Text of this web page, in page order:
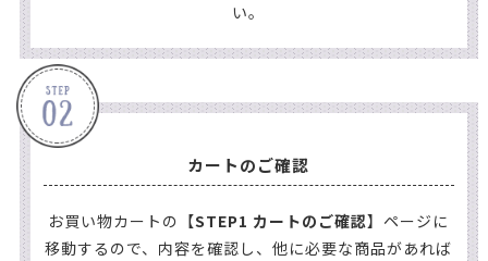
い。
カートのご確認
お買い物カートの【STEP1 カートのご確認】ページに
移動するので、内容を確認し、他に必要な商品があれば